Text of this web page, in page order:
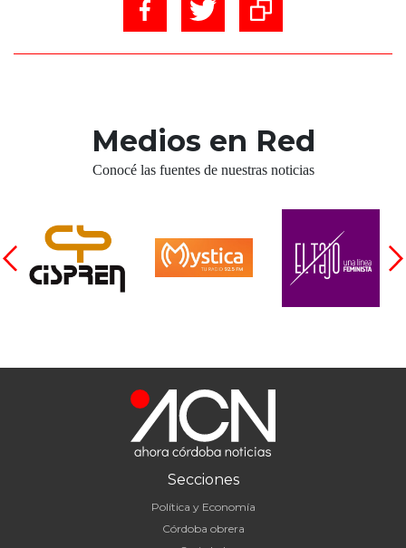
Medios en Red
Conocé las fuentes de nuestras noticias
Secciones
Política y Economía
Córdoba obrera